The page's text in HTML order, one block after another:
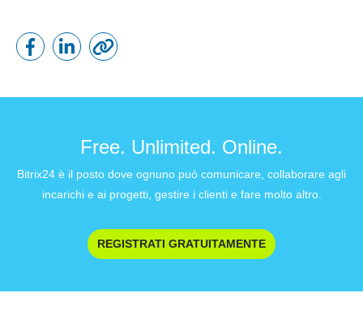
Free. Unlimited. Online.
Bitrix24 è il posto dove ognuno può comunicare, collaborare agli
incarichi e ai progetti, gestire i clienti e fare molto altro.
REGISTRATI GRATUITAMENTE